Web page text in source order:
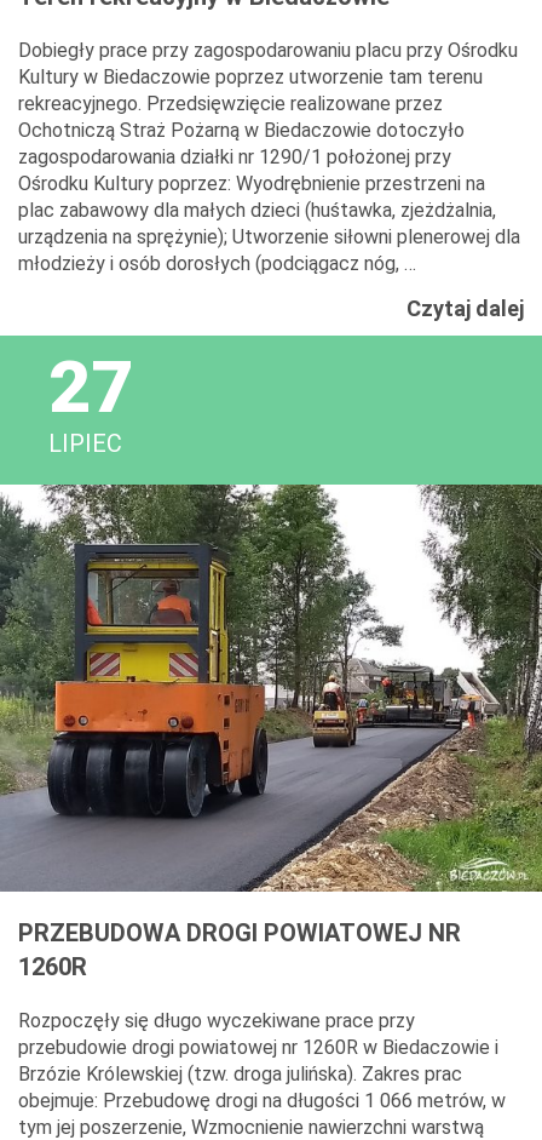
Dobiegły prace przy zagospodarowaniu placu przy Ośrodku
Kultury w Biedaczowie poprzez utworzenie tam terenu
rekreacyjnego. Przedsięwzięcie realizowane przez
Ochotniczą Straż Pożarną w Biedaczowie dotoczyło
zagospodarowania działki nr 1290/1 położonej przy
Ośrodku Kultury poprzez: Wyodrębnienie przestrzeni na
plac zabawowy dla małych dzieci (huśtawka, zjeżdżalnia,
urządzenia na sprężynie); Utworzenie siłowni plenerowej dla
młodzieży i osób dorosłych (podciągacz nóg, …
Czytaj dalej
27
LIPIEC
PRZEBUDOWA DROGI POWIATOWEJ NR
1260R
Rozpoczęły się długo wyczekiwane prace przy
przebudowie drogi powiatowej nr 1260R w Biedaczowie i
Brzózie Królewskiej (tzw. droga julińska). Zakres prac
obejmuje: Przebudowę drogi na długości 1 066 metrów, w
tym jej poszerzenie, Wzmocnienie nawierzchni warstwą